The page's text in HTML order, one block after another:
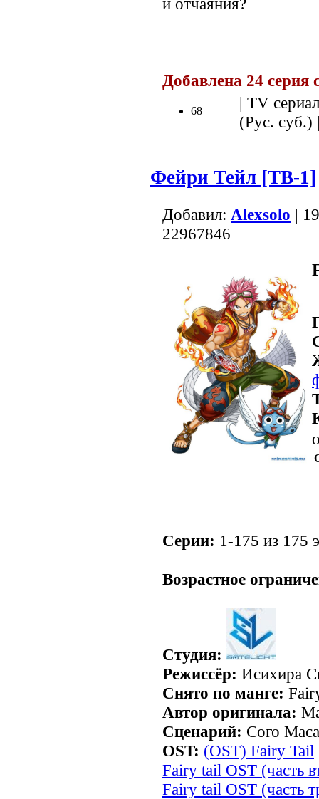
Добавлена 24 серия
68
| TV
(Рус.
Фейри Тейл [ТВ-1]
Добавил: Alexsolo |
22967846
Серии: 1-175 из 175
Возрастное
Студия:
Режиссёр: Исихира
Снято по манге:
Автор оригинала:
Сценарий: Сого
OST: (OST) Fairy Tail
Fairy tail OST (часть
Fairy tail OST (часть